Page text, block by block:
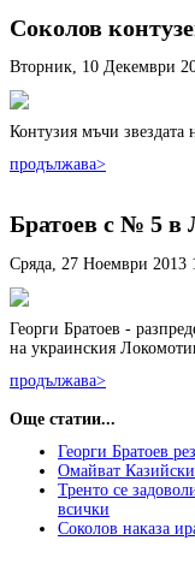
Соколов
Вторник, 10 Декември
Контузия мъчи
продължава>
Братоев с № 5 в
Сряда, 27 Ноември 2013
Георги Братоев -
на украинския
продължава>
Още статии...
Георги Братоев
Омайват
Тренто се
всички
Соколов наказа